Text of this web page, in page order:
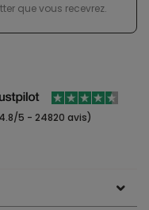
que vous recevrez.
5 - 24820 avis)